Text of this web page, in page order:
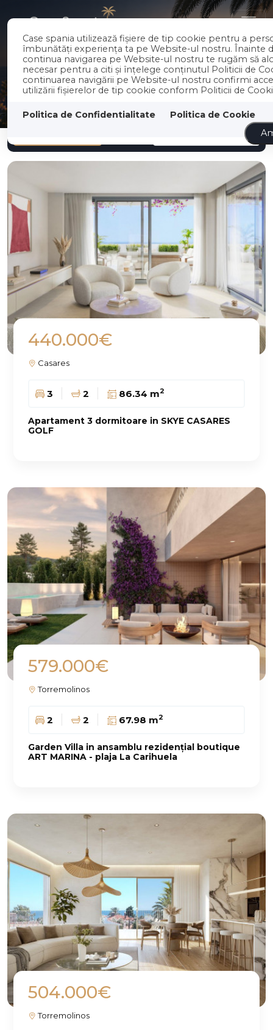
Case spania utilizează fişiere de tip cookie pentru a
îmbunătăți experiența ta pe Website-ul nostru. Înainte
continua navigarea pe Website-ul nostru te rugăm să
necesar pentru a citi și înțelege conținutul Politicii de
continuarea navigării pe Website-ul nostru confirmi
utilizării fişierelor de tip cookie conform Politicii de
Politica de Confidentialitate
Politica de Cookie
440.000€
Casares
3 2 86.34 m2
Apartament 3 dormitoare in SKYE CASARES
GOLF
579.000€
Torremolinos
2 2 67.98 m2
Garden Villa in ansamblu rezidențial boutique
ART MARINA - plaja La Carihuela
504.000€
Torremolinos